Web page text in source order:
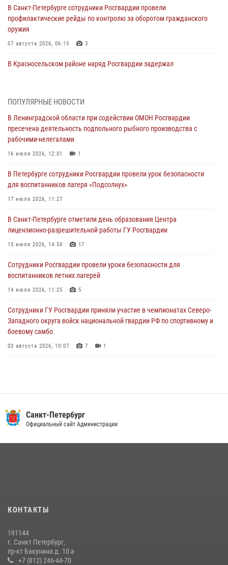
В Санкт-Петербурге сотрудники Росгвардии провели
профилактические рейды по контролю за оборотом гражданского
оружия
07 августа 2026, 06:15 3
В Красносельском районе наряд Росгвардии задержал
06 августа 2026, 13:39 1
В Центральном районе росгвардейцы оперативно задержали
хулигана, стрелявшего из пускового устройства рядом с жилыми
домами
06 августа 2026, 11:36
Сотрудники и военнослужащие Росгвардии обеспечили
правопорядок при проведении матча "Зенит" - "Балтика"
06 августа 2026, 07:30
В Выборгском районе наряд Росгвардии обнаружил
разыскиваемый преступный автотранспорт
05 августа 2026, 12:25 2
Петербургские росгвардейцы обнаружили объявленный в розыск
автомобиль, ранее использовавшийся при совершении кражи в
Ленобласти
ПОПУЛЯРНЫЕ НОВОСТИ
В Ленинградской области при содействии ОМОН Росгвардии
пресечена деятельность подпольного рыбного производства с
рабочими-нелегалами
16 июля 2026, 12:01 1
В Петербурге сотрудники Росгвардии провели урок безопасности
для воспитанников лагеря «Подсолнух»
17 июля 2026, 11:27
В Санкт-Петербурге отметили день образования Центра
лицензионно-разрешительной работы ГУ Росгвардии
15 июля 2026, 14:59 17
Сотрудники Росгвардии провели уроки безопасности для
воспитанников летних лагерей
14 июля 2026, 11:25 5
Сотрудники ГУ Росгвардии приняли участие в чемпионатах Северо-
Западного округа войск национальной гвардии РФ по спортивному и
боевому самбо
03 августа 2026, 10:07 7 1
В Красногвардейском районе росгвардейцы задержали хулигана,
угрожавшего мужчине пневматическим пистолетом
на III Международном петербургском цифровом форуме
В Ленобласти сотрудники Росгвардии провели встречу с
воспитанниками детского клуба «Умные каникулы»
Санкт-Петербург
Официальный сайт Администрации
КОНТАКТЫ
191144
г. Санкт Петербург,
пр-кт Бакунина д. 10 а
+7 (812) 246-44-70